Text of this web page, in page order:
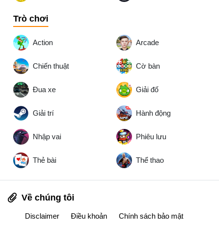
Trò chơi
Action Arcade
Chiến thuật Cờ bàn
Đua xe Giải đố
Giải trí Hành động
Nhập vai Phiêu lưu
Thẻ bài Thể thao
Về chúng tôi
Disclaimer Điều khoản Chính sách bảo mật